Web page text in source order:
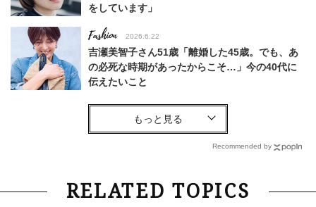
をしています」
Fashion 2026.6.22
吉瀬美智子さん51歳「離婚した45歳。でも、あ
の必死な時期があったからこそ…」今の40代に
伝えたいこと
Fashion
【40代コンサバ派】白Tシャツは「パール×ゴー
ルドアクセ」を合わせるのが正解！〈大野真理子
Lifestyle 2026.7.29
「お若いですね」は褒め言葉？“若い＝美しい”と
Recommended by
RELATED TOPICS